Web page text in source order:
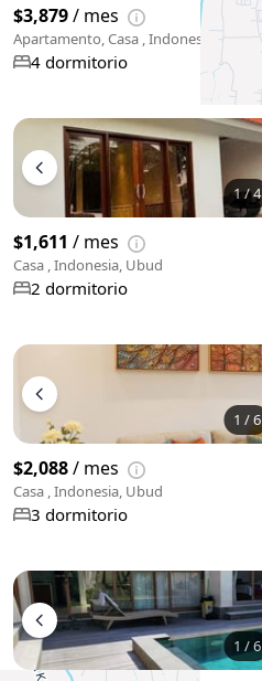
$3,879/ mes
Apartamento, Casa , Indonesia, Ubud
4 dormitorio
1/4
$1,611 / mes
Casa , Indonesia, Ubud
2 dormitorio
1 /6
$2,088/ mes
Casa , Indonesia, Ubud
3 dormitorio
1 /6